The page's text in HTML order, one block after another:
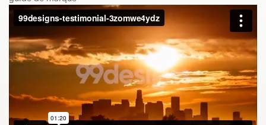
Services
de
design
Concours de design
Trouver un designer